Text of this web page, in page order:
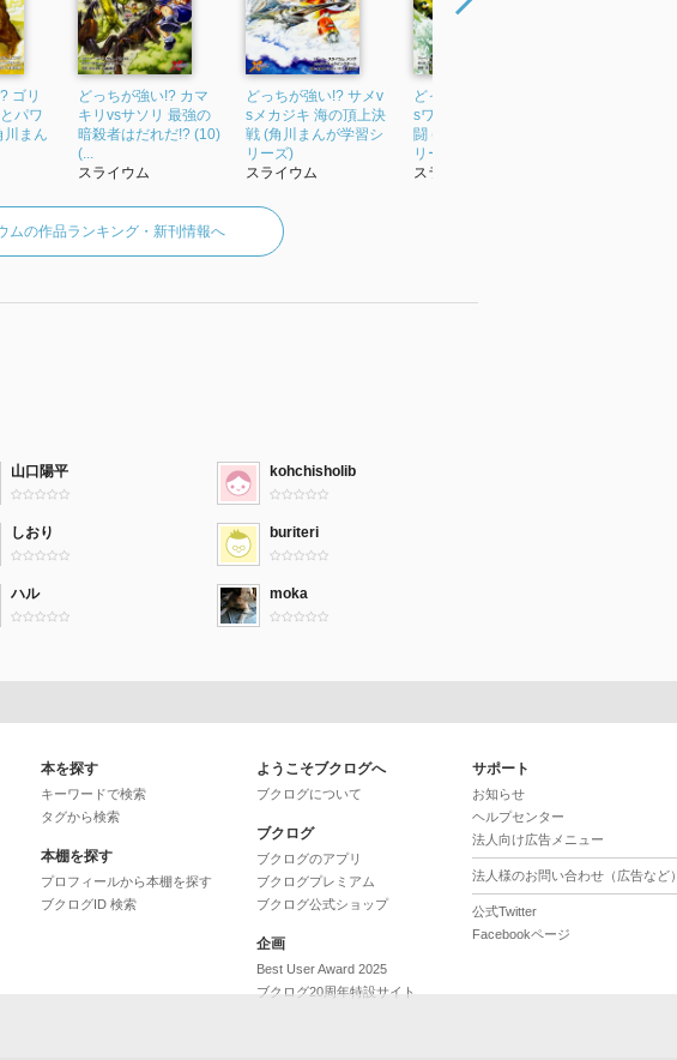
ゴリ
パワ
川まん
どっちが強い!? カマ
キリvsサソリ 最強の
暗殺者はだれだ!? (10)
(...
スライウム
どっちが強い!? サメv
sメカジキ 海の頂上決
戦 (角川まんが学習シ
リーズ)
スライウム
どっちが強い!? ヘビv
sワニ 丸のみ動物の決
闘 (角川まんが学習シ
リーズ)
スライウム
ムの作品ランキング・新刊情報へ
山口陽平 kohchisholib
しおり buriteri
ハル moka
本を探す
キーワードで検索
タグから検索
本棚を探す
プロフィールから本棚を探す
ブクログID 検索
ようこそブクログへ
ブクログについて
ブクログ
ブクログのアプリ
ブクログプレミアム
ブクログ公式ショップ
企画
Best User Award 2025
ブクログ20周年特設サイト
サポート
お知らせ
ヘルプセンター
法人向け広告メニュー
法人様のお問い合わせ（広告など）
公式Twitter
Facebookページ